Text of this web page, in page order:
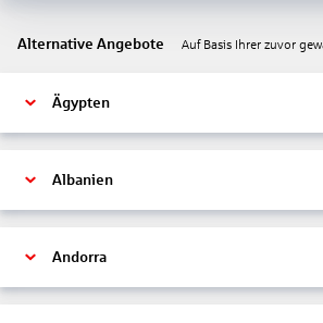
Alternative Angebote Auf Basis Ihrer zuvor
Ägypten
Albanien
Andorra